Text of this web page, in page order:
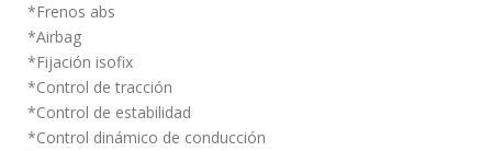
*Frenos abs
*Airbag
*Fijación isofix
*Control de tracción
*Control de estabilidad
*Control dinámico de conducción